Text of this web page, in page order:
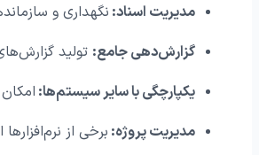
مدیریت اسناد: نگهداری و
گزارش‌دهی جامع: تولید
یکپارچگی با سایر سیستم‌ها:
مدیریت پروژه: برخی از